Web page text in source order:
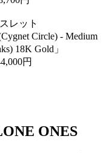
レット
Circle) - Medium
18K Gold」
円
ONES